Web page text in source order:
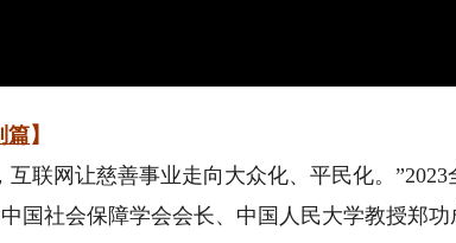
篇】
网让慈善事业走向大众化、平民化。”2023
国社会保障学会会长、中国人民大学教授郑功